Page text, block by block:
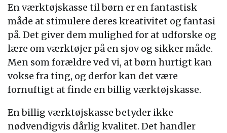
En værktøjskasse til børn er en fantastisk
måde at stimulere deres kreativitet og fantasi
på. Det giver dem mulighed for at udforske og
lære om værktøjer på en sjov og sikker måde.
Men som forældre ved vi, at børn hurtigt kan
vokse fra ting, og derfor kan det være
fornuftigt at finde en billig værktøjskasse.
En billig værktøjskasse betyder ikke
nødvendigvis dårlig kvalitet. Det handler